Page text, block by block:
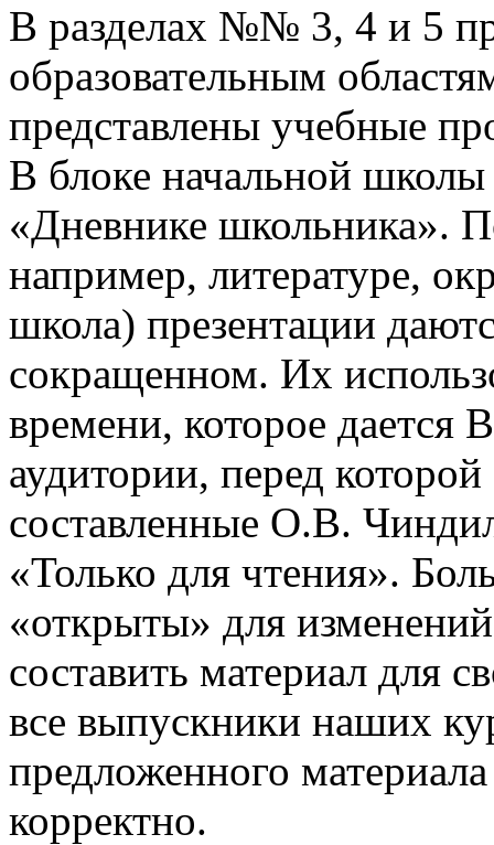
В разделах №№ 3, 4 и 5
образовательным
представлены учебные
В блоке начальной
«Дневнике школьника».
например, литературе,
школа) презентации
сокращенном. Их
времени, которое дается
аудитории, перед
составленные О.В.
«Только для чтения».
«открыты» для
составить материал для
все выпускники наших
предложенного
корректно.